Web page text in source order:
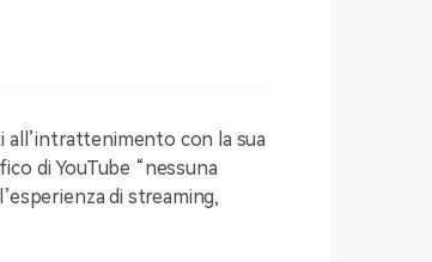
all’intrattenimento con la sua
di YouTube “nessuna
di streaming,